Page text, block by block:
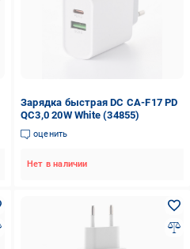
Зарядка быстрая DC CA-F17 PD
QC3,0 20W White (34855)
оценить
Нет в наличии